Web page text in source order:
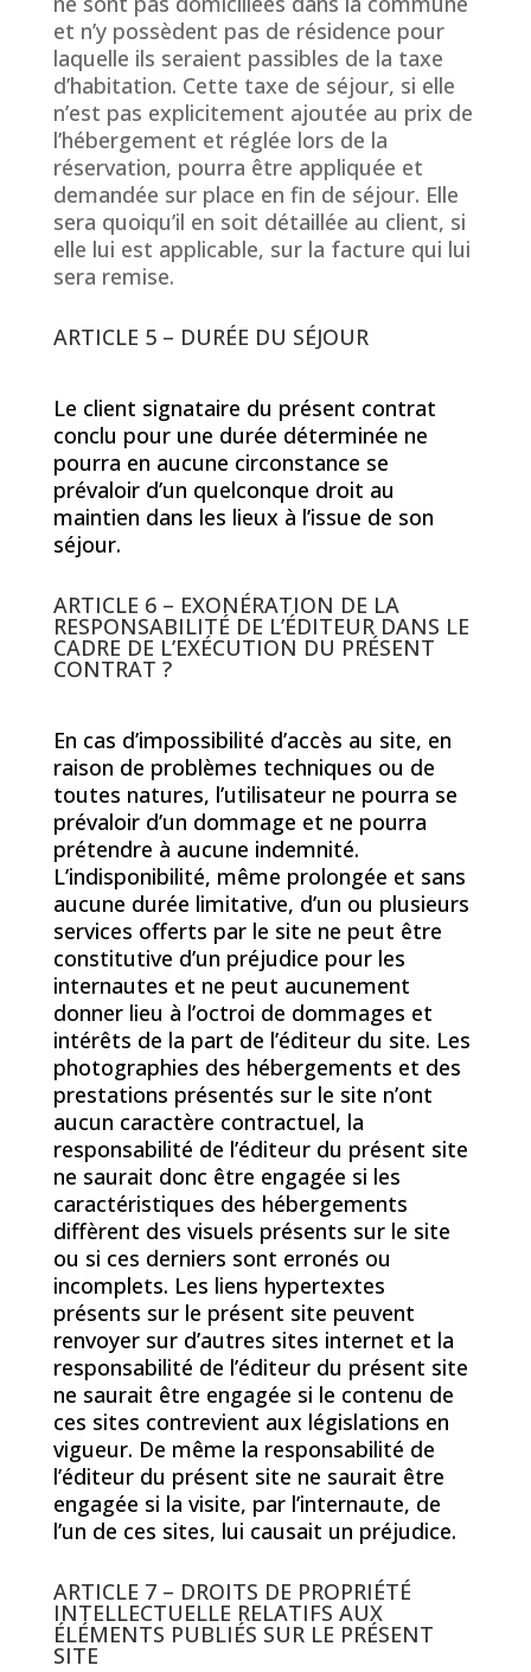
et n’y possèdent pas de résidence pour
laquelle ils seraient passibles de la taxe
d’habitation. Cette taxe de séjour, si elle
n’est pas explicitement ajoutée au prix de
l’hébergement et réglée lors de la
réservation, pourra être appliquée et
demandée sur place en fin de séjour. Elle
sera quoiqu’il en soit détaillée au client, si
elle lui est applicable, sur la facture qui lui
sera remise.
ARTICLE 5 – DURÉE DU SÉJOUR
Le client signataire du présent contrat
conclu pour une durée déterminée ne
pourra en aucune circonstance se
prévaloir d’un quelconque droit au
maintien dans les lieux à l’issue de son
séjour.
ARTICLE 6 – EXONÉRATION DE LA
RESPONSABILITÉ DE L’ÉDITEUR DANS LE
CADRE DE L’EXÉCUTION DU PRÉSENT
CONTRAT ?
En cas d’impossibilité d’accès au site, en
raison de problèmes techniques ou de
toutes natures, l’utilisateur ne pourra se
prévaloir d’un dommage et ne pourra
prétendre à aucune indemnité.
L’indisponibilité, même prolongée et sans
aucune durée limitative, d’un ou plusieurs
services offerts par le site ne peut être
constitutive d’un préjudice pour les
internautes et ne peut aucunement
donner lieu à l’octroi de dommages et
intérêts de la part de l’éditeur du site. Les
photographies des hébergements et des
prestations présentés sur le site n’ont
aucun caractère contractuel, la
responsabilité de l’éditeur du présent site
ne saurait donc être engagée si les
caractéristiques des hébergements
diffèrent des visuels présents sur le site
ou si ces derniers sont erronés ou
incomplets. Les liens hypertextes
présents sur le présent site peuvent
renvoyer sur d’autres sites internet et la
responsabilité de l’éditeur du présent site
ne saurait être engagée si le contenu de
ces sites contrevient aux législations en
vigueur. De même la responsabilité de
l’éditeur du présent site ne saurait être
engagée si la visite, par l’internaute, de
l’un de ces sites, lui causait un préjudice.
ARTICLE 7 – DROITS DE PROPRIÉTÉ
INTELLECTUELLE RELATIFS AUX
ÉLÉMENTS PUBLIÉS SUR LE PRÉSENT
SITE